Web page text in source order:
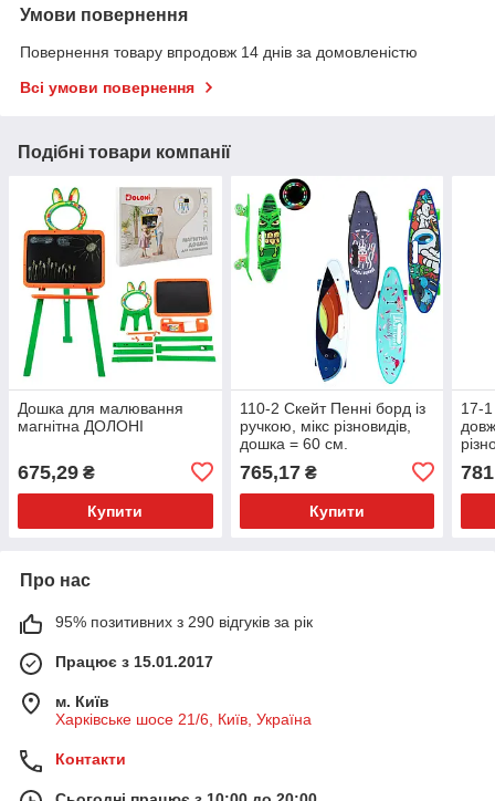
Умови повернення
Повернення товару впродовж 14 днів за домовленістю
Всі умови повернення
Подібні товари компанії
Дошка для малювання
магнітна ДОЛОНІ
675,29 ₴
Купити
110-2 Скейт Пенні борд із
ручкою, мікс різновидів,
дошка = 60 см.
765,17₴
Купити
17-1
Про нас
95% позитивних з 290 відгуків за рік
Працює з 15.01.2017
м. Київ
Харківське шосе 21/6, Київ, Україна
Контакти